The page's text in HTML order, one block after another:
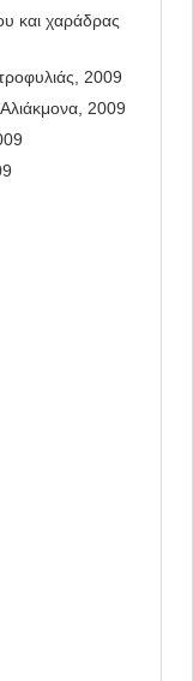
και χαράδρας
2009
2009